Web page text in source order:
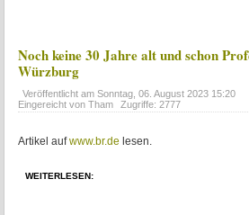
Noch keine 30 Jahre alt und schon
Würzburg
Veröffentlicht am Sonntag, 06. August 2023 15:20
Eingereicht von Tham
Zugriffe: 2777
Artikel aufwww.br.de lesen.
WEITERLESEN: